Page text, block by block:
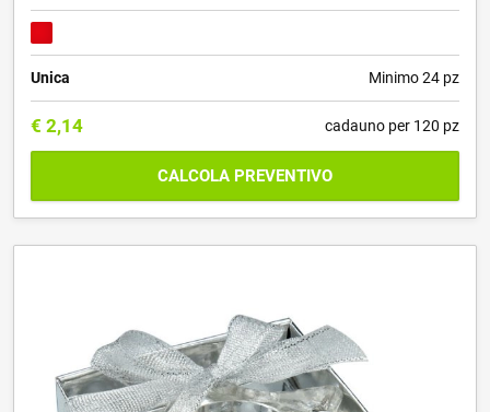
Unica Minimo 24 pz
€ 2,14 cadauno per 120 pz
CALCOLA PREVENTIVO